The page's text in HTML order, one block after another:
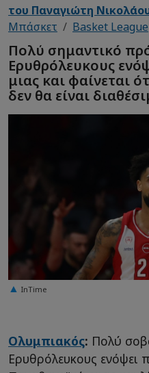
του Παναγιώτη
Μπάσκετ
Basket League
Πολύ σημαντικό
Ερυθρόλευκους
μιας και φαίνεται
δεν θα είναι
InTime
Ολυμπιακός: Πολύ
Ερυθρόλευκους ενόψει